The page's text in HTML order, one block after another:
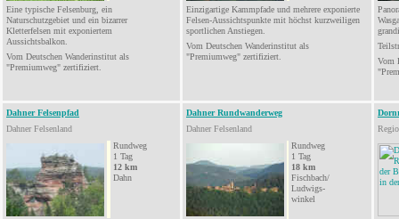
Eine typische Felsenburg, ein
Naturschutzgebiet und ein bizarrer
Kletterfelsen mit exponiertem
Aussichtsbalkon.
Vom Deutschen Wanderinstitut als
"Premiumweg" zertifiziert.
Einzigartige Kammpfade und mehrere exponierte
Felsen-Aussichtspunkte mit höchst kurzweiligen
sportlichen Anstiegen.
Vom Deutschen Wanderinstitut als
"Premiumweg" zertifiziert.
Vom
"
Dahner Felsenpfad
Dahner Felsenland
Rundweg
1 Tag
12 km
Dahn
Dahner Rundwanderweg
Dahner Felsenland
Rundweg
1 Tag
18 km
Fischbach/
Ludwigs-
winkel